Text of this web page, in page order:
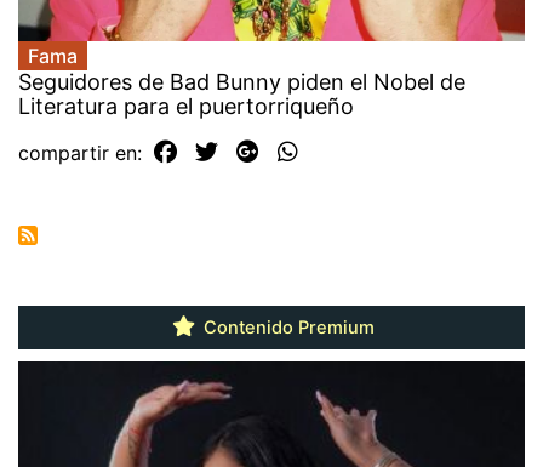
Fama
Seguidores de Bad Bunny piden el Nobel de
Literatura para el puertorriqueño
compartir en:
Contenido Premium